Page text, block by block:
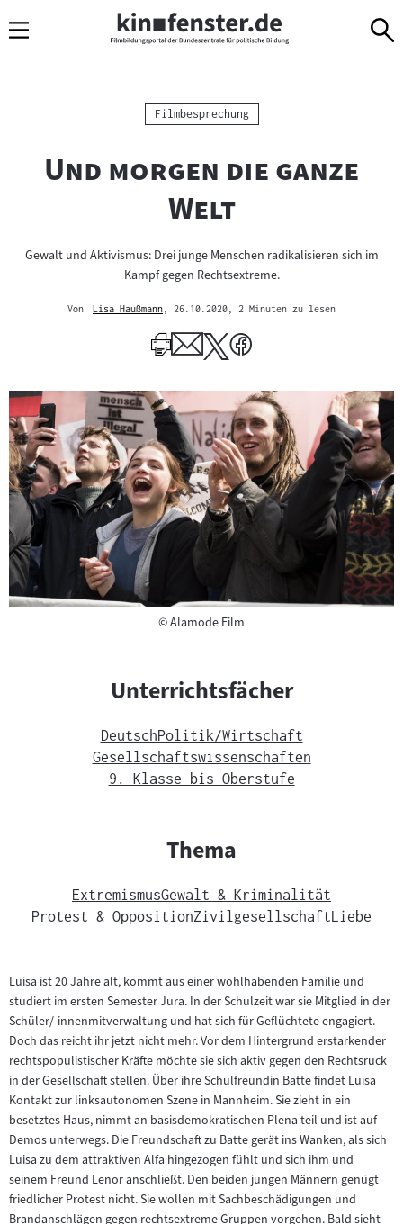
Navigation
zum
zur
Kategorie:
Filmbesprechung
"
Und morgen die ganze
Welt"
Gewalt und Aktivismus: Drei junge Menschen radikalisieren sich im
Kampf gegen Rechtsextreme.
Von
Lisa Haußmann
Author
, 26.10.2020 , 2 Minuten zu lesen
©Copyright
Alamode Film
Unterrichtsfächer
DeutschPolitik/Wirtschaft
Gesellschaftswissenschaften
9. Klasse bis Oberstufe
Thema
ExtremismusGewalt & Kriminalität
Protest & OppositionZivilgesellschaft Liebe
Luisa ist 20 Jahre alt, kommt aus einer wohlhabenden Familie und
studiert im ersten Semester Jura. In der Schulzeit war sie Mitglied in der
Schüler/-innenmitverwaltung und hat sich für Geflüchtete engagiert.
Doch das reicht ihr jetzt nicht mehr. Vor dem Hintergrund erstarkender
rechtspopulistischer Kräfte möchte sie sich aktiv gegen den Rechtsruck
in der Gesellschaft stellen. Über ihre Schulfreundin Batte findet Luisa
Kontakt zur linksautonomen Szene in Mannheim. Sie zieht in ein
besetztes Haus, nimmt an basisdemokratischen Plena teil und ist auf
Demos unterwegs. Die Freundschaft zu Batte gerät ins Wanken, als sich
Luisa zu dem attraktiven Alfa hingezogen fühlt und sich ihm und
seinem Freund Lenor anschließt. Den beiden jungen Männern genügt
friedlicher Protest nicht. Sie wollen mit Sachbeschädigungen und
Brandanschlägen gegen rechtsextreme Gruppen vorgehen. Bald sieht